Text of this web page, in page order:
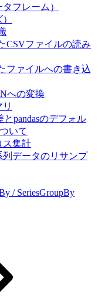
フレーム）
CSVファイルの読み
ファイルへの書き込
への変換
pandasのデフォル
いて
ス集計
列データのリサンプ
/ SeriesGroupBy